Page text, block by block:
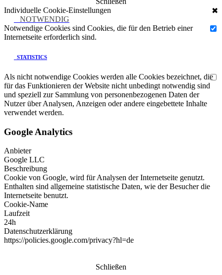
Individuelle Cookie-Einstellungen
✖
NOTWENDIG
Notwendige Cookies sind Cookies, die für den Betrieb einer
Internetseite erforderlich sind.
STATISTICS
Als nicht notwendige Cookies werden alle Cookies bezeichnet, die
für das Funktionieren der Website nicht unbedingt notwendig sind
und speziell zur Sammlung von personenbezogenen Daten der
Nutzer über Analysen, Anzeigen oder andere eingebettete Inhalte
verwendet werden.
Google Analytics
Anbieter
Google LLC
Beschreibung
Cookie von Google, wird für Analysen der Internetseite genutzt.
Enthalten sind allgemeine statistische Daten, wie der Besucher die
Internetseite benutzt.
Cookie-Name
Laufzeit
24h
Datenschutzerklärung
https://policies.google.com/privacy?hl=de
Schließen